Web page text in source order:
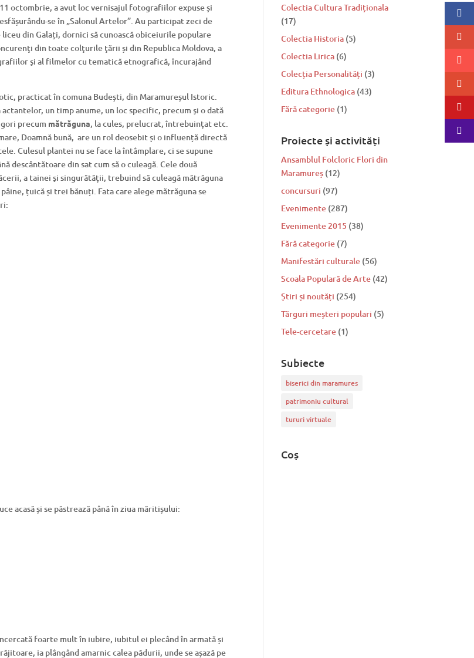
octombrie, a avut loc vernisajul fotografiilor expuse și
se în „Salonul Artelor”. Au participat zeci de
din Galați, dornici să cunoască obiceiurile populare
din toate colţurile ţării și din Republica Moldova, a
şi al filmelor cu tematică etnografică, încurajând
practicat în comuna Budești, din Maramureșul Istoric.
un timp anume, un loc specific, precum şi o dată
precum mătrăguna, la cules, prelucrat, întrebuinţat etc.
Doamnă bună, are un rol deosebit și o influență directă
Culesul plantei nu se face la întâmplare, ci se supune
din sat cum să o culeagă. Cele două
a tainei şi singurătăţii, trebuind să culeagă mătrăguna
țuică și trei bănuți. Fata care alege mătrăguna se
acasă și se păstrează până în ziua măritișului:
foarte mult în iubire, iubitul ei plecând în armată și
ia plângând amarnic calea pădurii, unde se așază pe
Colectia Cultura Tradiționala
(17)
Colectia Historia (5)
Colectia Lirica (6)
Colecția Personalități (3)
Editura Ethnologica (43)
Fără categorie (1)
Proiecte și activități
Ansamblul Folcloric Flori din
Maramureș (12)
concursuri (97)
Evenimente (287)
Evenimente 2015 (38)
Fără categorie (7)
Manifestări culturale (56)
Scoala Populară de Arte (42)
Știri și noutăți (254)
Tărguri meșteri populari (5)
Tele-cercetare (1)
Subiecte
biserici din maramures
patrimoniu cultural
tururi virtuale
Coș